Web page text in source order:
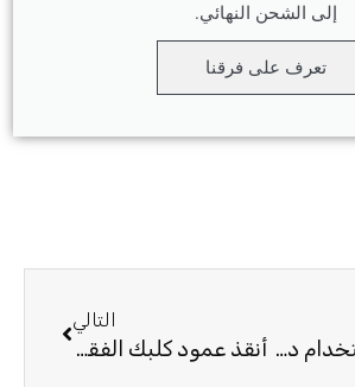
إلى الشحن النهائي.
تعرف على فرقنا
5 فوائد لاستخدام دعامة الظهر النحاسية لتخفيف آلام الظهر
التالي
أنقذ عمود كلبك الفقري: 4 طرق يمكن لدعامة ظهر الكلب أن تمنع الإصابات المستقبلية